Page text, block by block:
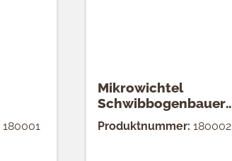
180001
Mikrowichtel
Schwibbogenbauer
natur
Produktnummer: 180002